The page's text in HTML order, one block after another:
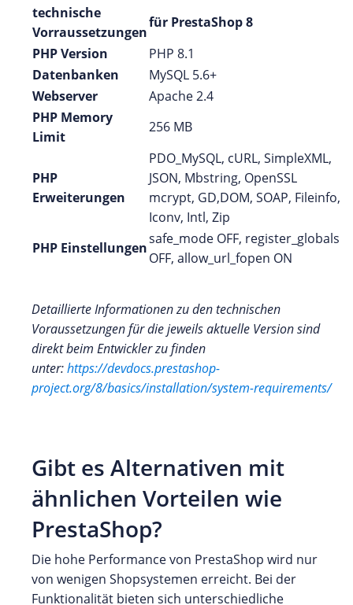
technische
Vorraussetzungen
für PrestaShop 8
PHP Version
PHP 8.1
Datenbanken
MySQL 5.6+
Webserver
Apache 2.4
PHP Memory
Limit
256 MB
PHP
Erweiterungen
PDO_MySQL, cURL, SimpleXML,
JSON, Mbstring, OpenSSL
mcrypt, GD,DOM, SOAP, Fileinfo,
Iconv, Intl, Zip
PHP Einstellungen
safe_mode OFF, register_globals
OFF, allow_url_fopen ON
Detaillierte Informationen zu den technischen
Voraussetzungen für die jeweils aktuelle Version sind
direkt beim Entwickler zu finden
unter:https://devdocs.prestashop-
project.org/8/basics/installation/system-requirements/
Gibt es Alternativen mit
ähnlichen Vorteilen wie
PrestaShop?
Die hohe Performance von PrestaShop wird nur
von wenigen Shopsystemen erreicht. Bei der
Funktionalität bieten sich unterschiedliche